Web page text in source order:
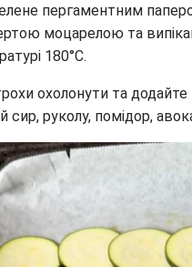
пергаментним
моцарелою та
180°C.
охолонути та додайте
сир, руколу, помідор,